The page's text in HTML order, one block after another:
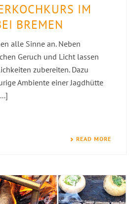
IM
BREMEN
alle Sinne an. Neben
Geruch und Licht lassen
zubereiten. Dazu
Ambiente einer Jagdhütte
READ MORE